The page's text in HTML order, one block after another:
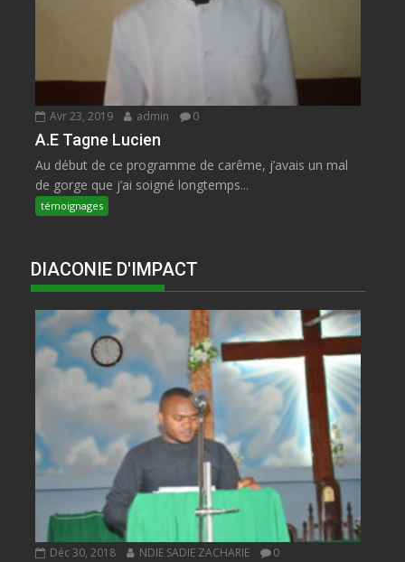
Avr 23, 2019 admin 0
A.E Tagne Lucien
Au début de ce programme de carême, j’avais un mal
de gorge que j’ai soigné longtemps...
témoignages
DIACONIE D'IMPACT
Déc 30, 2018 NDIE SADIE ZACHARIE 0